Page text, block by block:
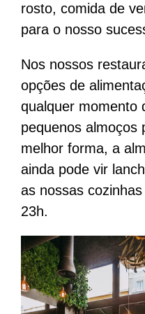
LOCAL GO
BLOG
JUNTA-TE A NÓS
BE LOCAL APP
rosto, comida de
para o nosso
Nos nossos
opções de
qualquer momento
pequenos almoços
melhor forma, a
ainda pode vir
as nossas
23h.